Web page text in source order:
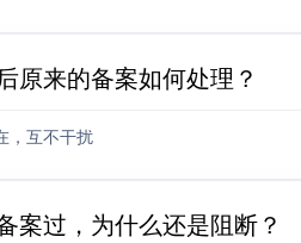
原来的备案如何处理？
，互不干扰
案过，为什么还是阻断？